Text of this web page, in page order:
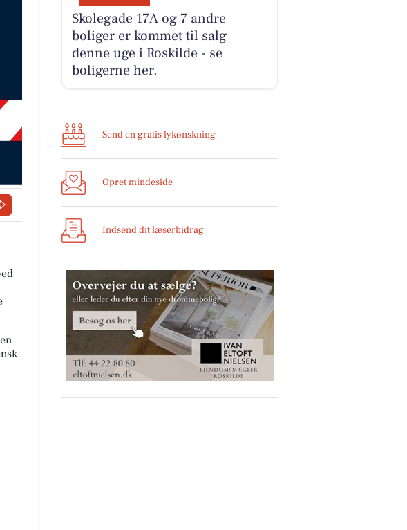
Skolegade 17A og 7 andre
boliger er kommet til salg
denne uge i Roskilde - se
boligerne her.
Send en gratis lykønskning
Opret mindeside
Indsend dit læserbidrag